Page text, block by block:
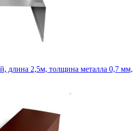
длина 2,5м, толщина металла 0,7 мм,